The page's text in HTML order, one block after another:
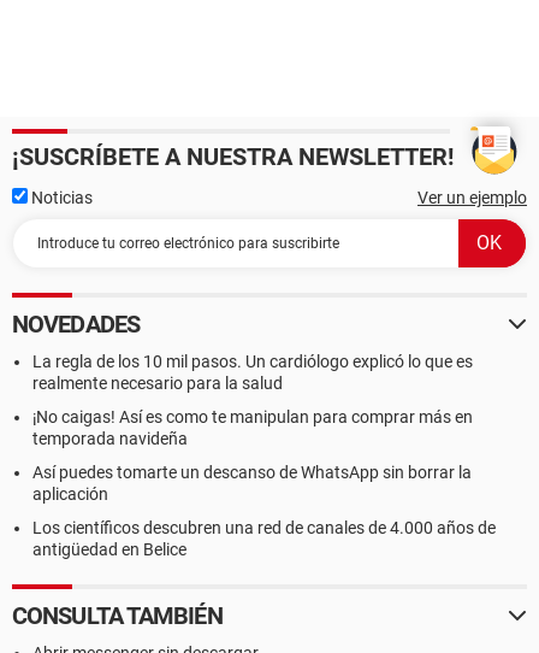
¡SUSCRÍBETE A NUESTRA NEWSLETTER!
Noticias Ver un ejemplo
NOVEDADES
La regla de los 10 mil pasos. Un cardiólogo explicó lo que es
realmente necesario para la salud
¡No caigas! Así es como te manipulan para comprar más en
temporada navideña
Así puedes tomarte un descanso de WhatsApp sin borrar la
aplicación
Los científicos descubren una red de canales de 4.000 años de
antigüedad en Belice
CONSULTA TAMBIÉN